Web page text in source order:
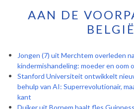
AAN DE
BELGIË
Jongen (7) uit Merchtem overleden
kindermishandeling: moeder en oom
Stanford Universiteit ontwikkelt
behulp van AI: Superrevolutionair,
kant
Duiker uit Bornem haalt fles